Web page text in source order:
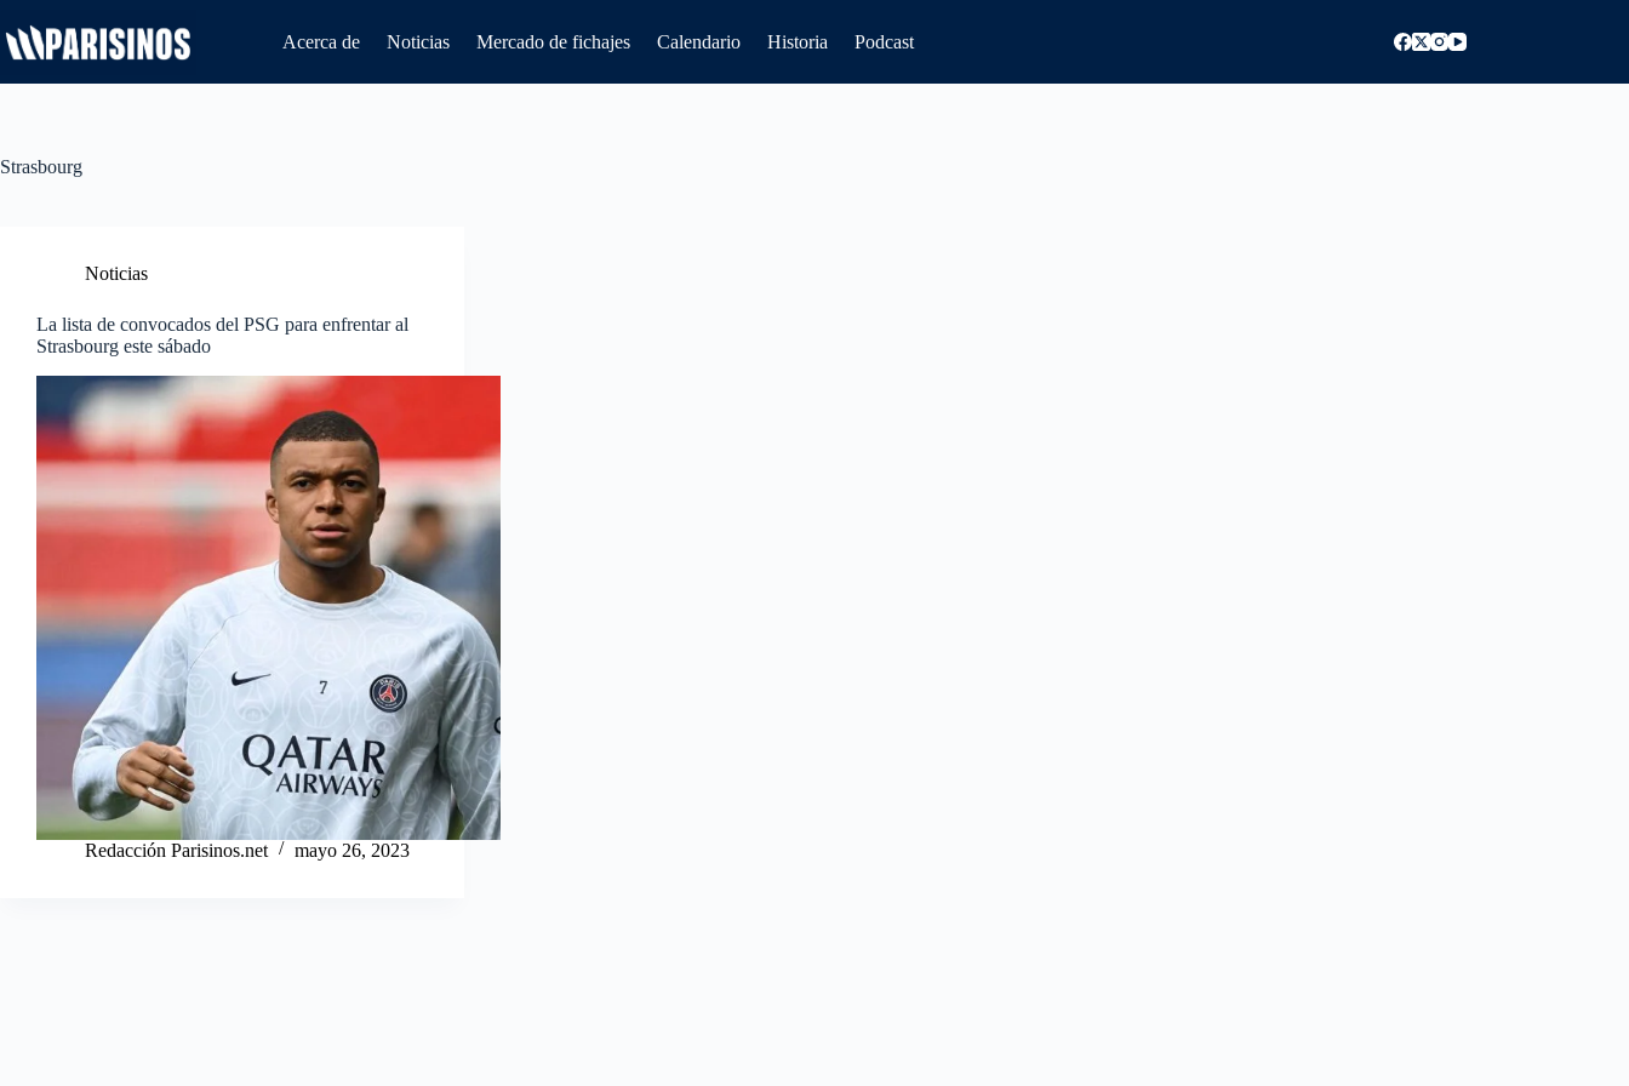
al
contenido
Acerca de Noticias Mercado de fichajes Calendario Historia Podcast
Strasbourg
Noticias
La lista de convocados del PSG para enfrentar al
Strasbourg este sábado
Redacción Parisinos.net mayo 26, 2023